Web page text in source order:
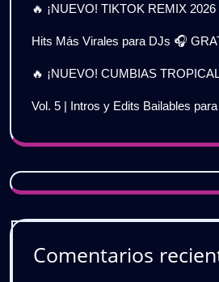
🔥 ¡NUEVO! TIKTOK REMIX
Hits Más Virales para DJs 🎧
🔥 ¡NUEVO! CUMBIAS
Vol. 5 | Intros y Edits Bailables
Comentarios